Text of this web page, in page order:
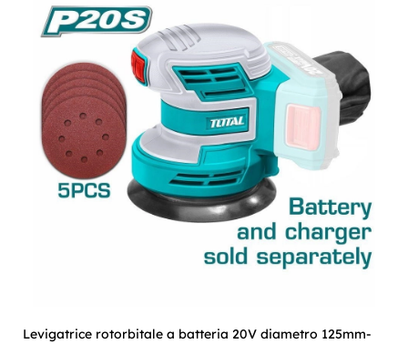
Levigatrice rotorbitale a batteria 20V diametro 125mm-